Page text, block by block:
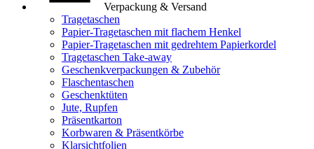
Verpackung & Versand
Tragetaschen
Papier-Tragetaschen mit flachem Henkel
Papier-Tragetaschen mit gedrehtem Papierkordel
Tragetaschen Take-away
Geschenkverpackungen & Zubehör
Flaschentaschen
Geschenktüten
Jute, Rupfen
Präsentkarton
Korbwaren & Präsentkörbe
Klarsichtfolien